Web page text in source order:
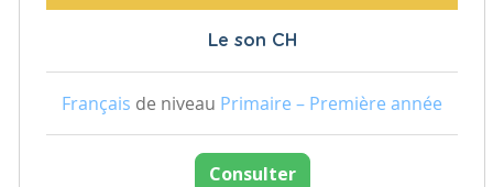
Le son CH
Français de niveau Primaire – Première année
Consulter